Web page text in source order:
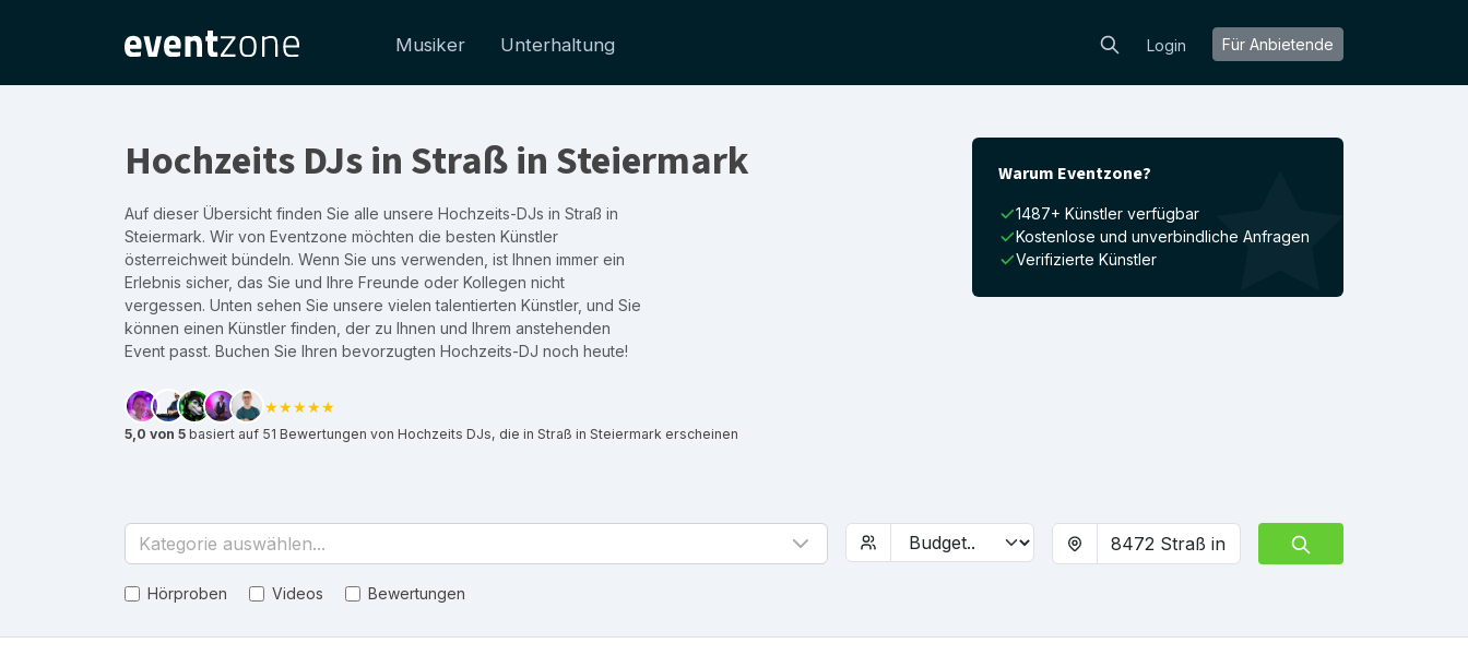
Musiker Unterhaltung Login Für Anbietende
Hochzeits DJs in Straß in Steiermark
Auf dieser Übersicht finden Sie alle unsere Hochzeits-DJs in Straß in
Steiermark. Wir von Eventzone möchten die besten Künstler
österreichweit bündeln. Wenn Sie uns verwenden, ist Ihnen immer ein
Erlebnis sicher, das Sie und Ihre Freunde oder Kollegen nicht
vergessen. Unten sehen Sie unsere vielen talentierten Künstler, und Sie
können einen Künstler finden, der zu Ihnen und Ihrem anstehenden
Event passt. Buchen Sie Ihren bevorzugten Hochzeits-DJ noch heute!
★★★★★
5,0 von 5 basiert auf 51 Bewertungen von Hochzeits DJs, die in Straß in Steiermark erscheinen
Warum Eventzone?
1487+ Künstler verfügbar
Kostenlose und unverbindliche Anfragen
Verifizierte Künstler
Kategorie auswählen...
Hörproben Videos Bewertungen